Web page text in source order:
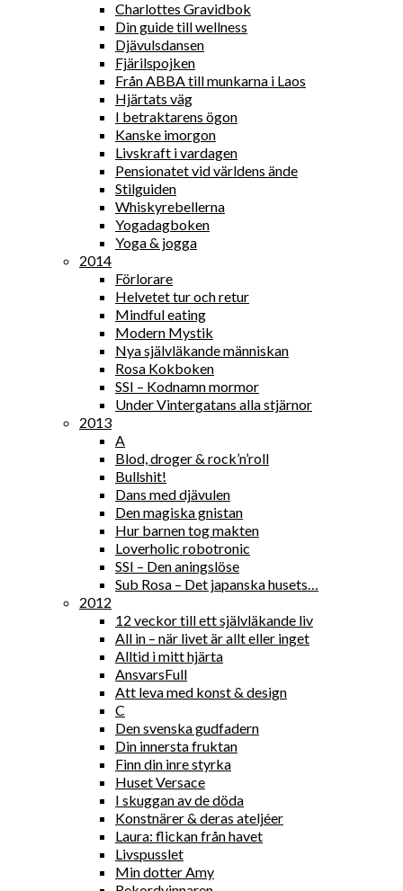
Charlottes Gravidbok
Din guide till wellness
Djävulsdansen
Fjärilspojken
Från ABBA till munkarna i Laos
Hjärtats väg
I betraktarens ögon
Kanske imorgon
Livskraft i vardagen
Pensionatet vid världens ände
Stilguiden
Whiskyrebellerna
Yogadagboken
Yoga & jogga
2014
Förlorare
Helvetet tur och retur
Mindful eating
Modern Mystik
Nya självläkande människan
Rosa Kokboken
SSI – Kodnamn mormor
Under Vintergatans alla stjärnor
2013
A
Blod, droger & rock’n’roll
Bullshit!
Dans med djävulen
Den magiska gnistan
Hur barnen tog makten
Loverholic robotronic
SSI – Den aningslöse
Sub Rosa – Det japanska husets…
2012
12 veckor till ett självläkande liv
All in – när livet är allt eller inget
Alltid i mitt hjärta
AnsvarsFull
Att leva med konst & design
C
Den svenska gudfadern
Din innersta fruktan
Finn din inre styrka
Huset Versace
I skuggan av de döda
Konstnärer & deras ateljéer
Laura: flickan från havet
Livspusslet
Min dotter Amy